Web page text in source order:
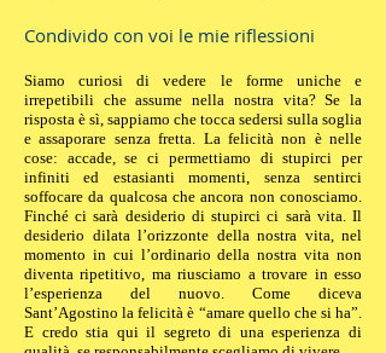
Condivido con voi le mie riflessioni
Siamo curiosi di vedere le forme uniche e
irrepetibili che assume nella nostra vita? Se la
risposta è sì, sappiamo che tocca sedersi sulla soglia
e assaporare senza fretta. La felicità non è nelle
cose: accade, se ci permettiamo di stupirci per
infiniti ed estasianti momenti, senza sentirci
soffocare da qualcosa che ancora non conosciamo.
Finché ci sarà desiderio di stupirci ci sarà vita. Il
desiderio dilata l’orizzonte della nostra vita, nel
momento in cui l’ordinario della nostra vita non
diventa ripetitivo, ma riusciamo a trovare in esso
l’esperienza del nuovo. Come diceva
Sant’Agostino la felicità è “amare quello che si ha”.
E credo stia qui il segreto di una esperienza di